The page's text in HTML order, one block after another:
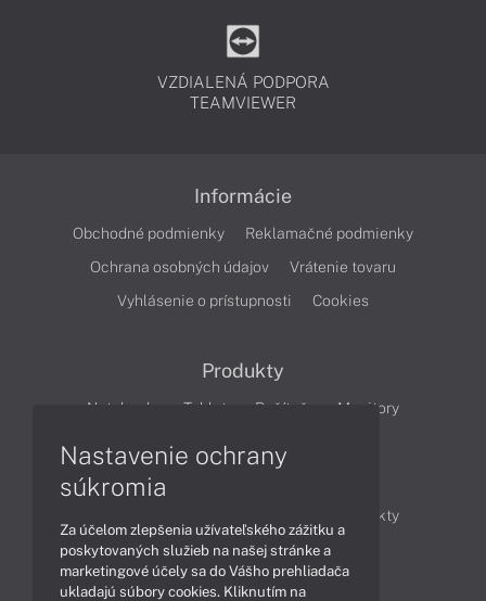
VZDIALENÁ PODPORA
TEAMVIEWER
Informácie
Obchodné podmienky
Reklamačné podmienky
Ochrana osobných údajov
Vrátenie tovaru
Vyhlásenie o prístupnosti
Cookies
Produkty
Notebooky Tablety Počítače Monitory
Produkty
Technológie
Videá
Nastavenie ochrany
súkromia
Za účelom zlepšenia užívateľského zážitku a
poskytovaných služieb na našej stránke a
marketingové účely sa do Vášho prehliadača
ukladajú súbory cookies. Kliknutím na